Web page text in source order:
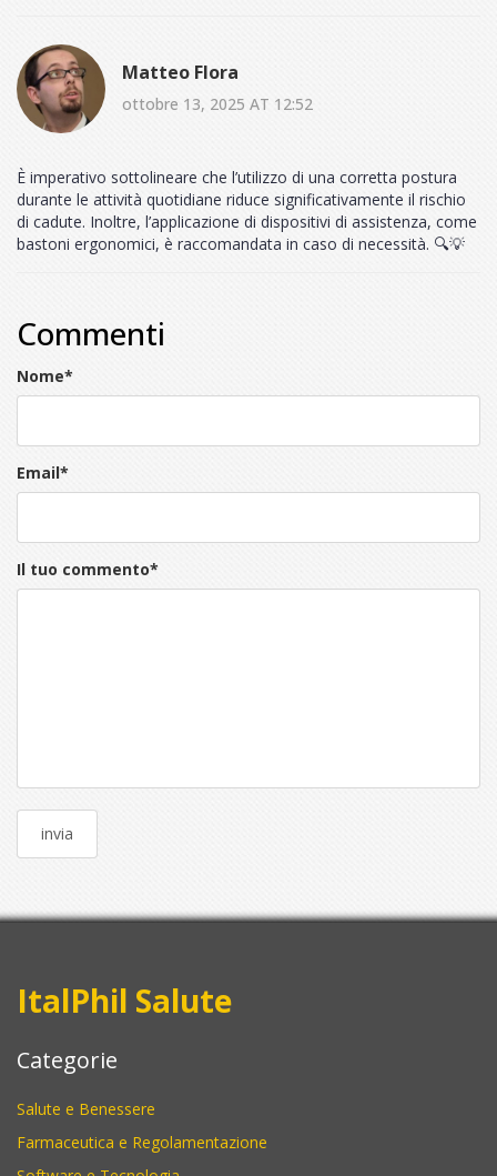
Matteo Flora
ottobre 13, 2025 AT 12:52
È imperativo sottolineare che l’utilizzo di una corretta postura
durante le attività quotidiane riduce significativamente il rischio
di cadute. Inoltre, l’applicazione di dispositivi di assistenza, come
bastoni ergonomici, è raccomandata in caso di necessità. 🔍💡
Commenti
Nome*
Email*
Il tuo commento*
ItalPhil Salute
Categorie
Salute e Benessere
Farmaceutica e Regolamentazione